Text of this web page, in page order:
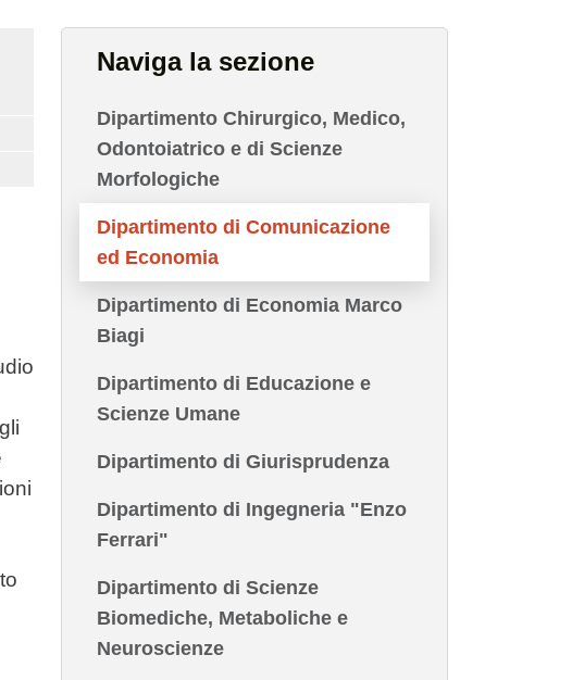
Naviga la sezione
Dipartimento Chirurgico, Medico,
Odontoiatrico e di Scienze
Morfologiche
Dipartimento di Comunicazione
ed Economia
Dipartimento di Economia Marco
Biagi
Dipartimento di Educazione e
Scienze Umane
Dipartimento di Giurisprudenza
Dipartimento di Ingegneria "Enzo
Ferrari"
Dipartimento di Scienze
Biomediche, Metaboliche e
Neuroscienze